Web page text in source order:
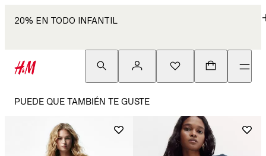
20% EN TODO INFANTIL
PUEDE QUE TAMBIÉN TE GUSTE